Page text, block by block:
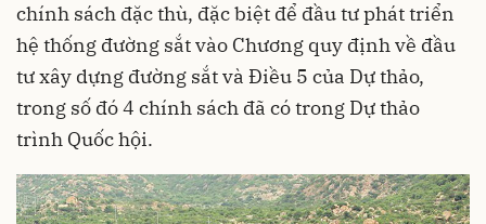
chính sách đặc thù, đặc biệt để đầu tư phát triển
hệ thống đường sắt vào Chương quy định về đầu
tư xây dựng đường sắt và Điều 5 của Dự thảo,
trong số đó 4 chính sách đã có trong Dự thảo
trình Quốc hội.